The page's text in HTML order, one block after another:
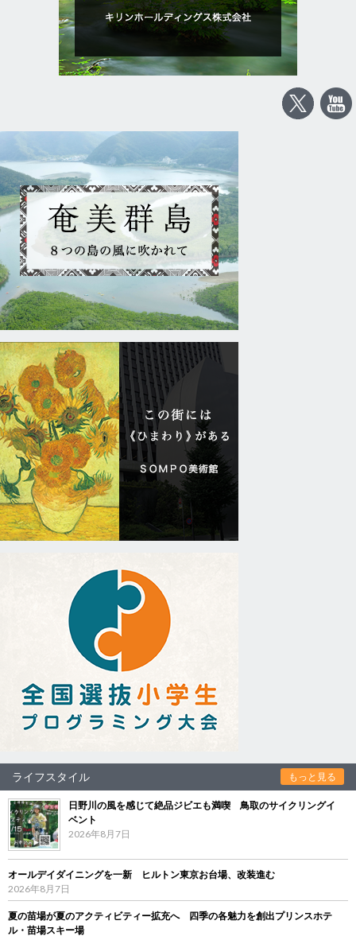
ライフスタイル もっと見る
日野川の風を感じて絶品ジビエも満喫 鳥取のサイクリングイ
ベント
2026年8月7日
オールデイダイニングを一新 ヒルトン東京お台場、改装進む
2026年8月7日
夏の苗場が夏のアクティビティー拡充へ 四季の各魅力を創出プリンスホテ
ル・苗場スキー場